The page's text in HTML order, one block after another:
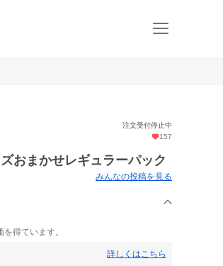
注文受付停止中
157
おまかせレギュラーパック
みんなの投稿を見る
得ています。
詳しくはこちら